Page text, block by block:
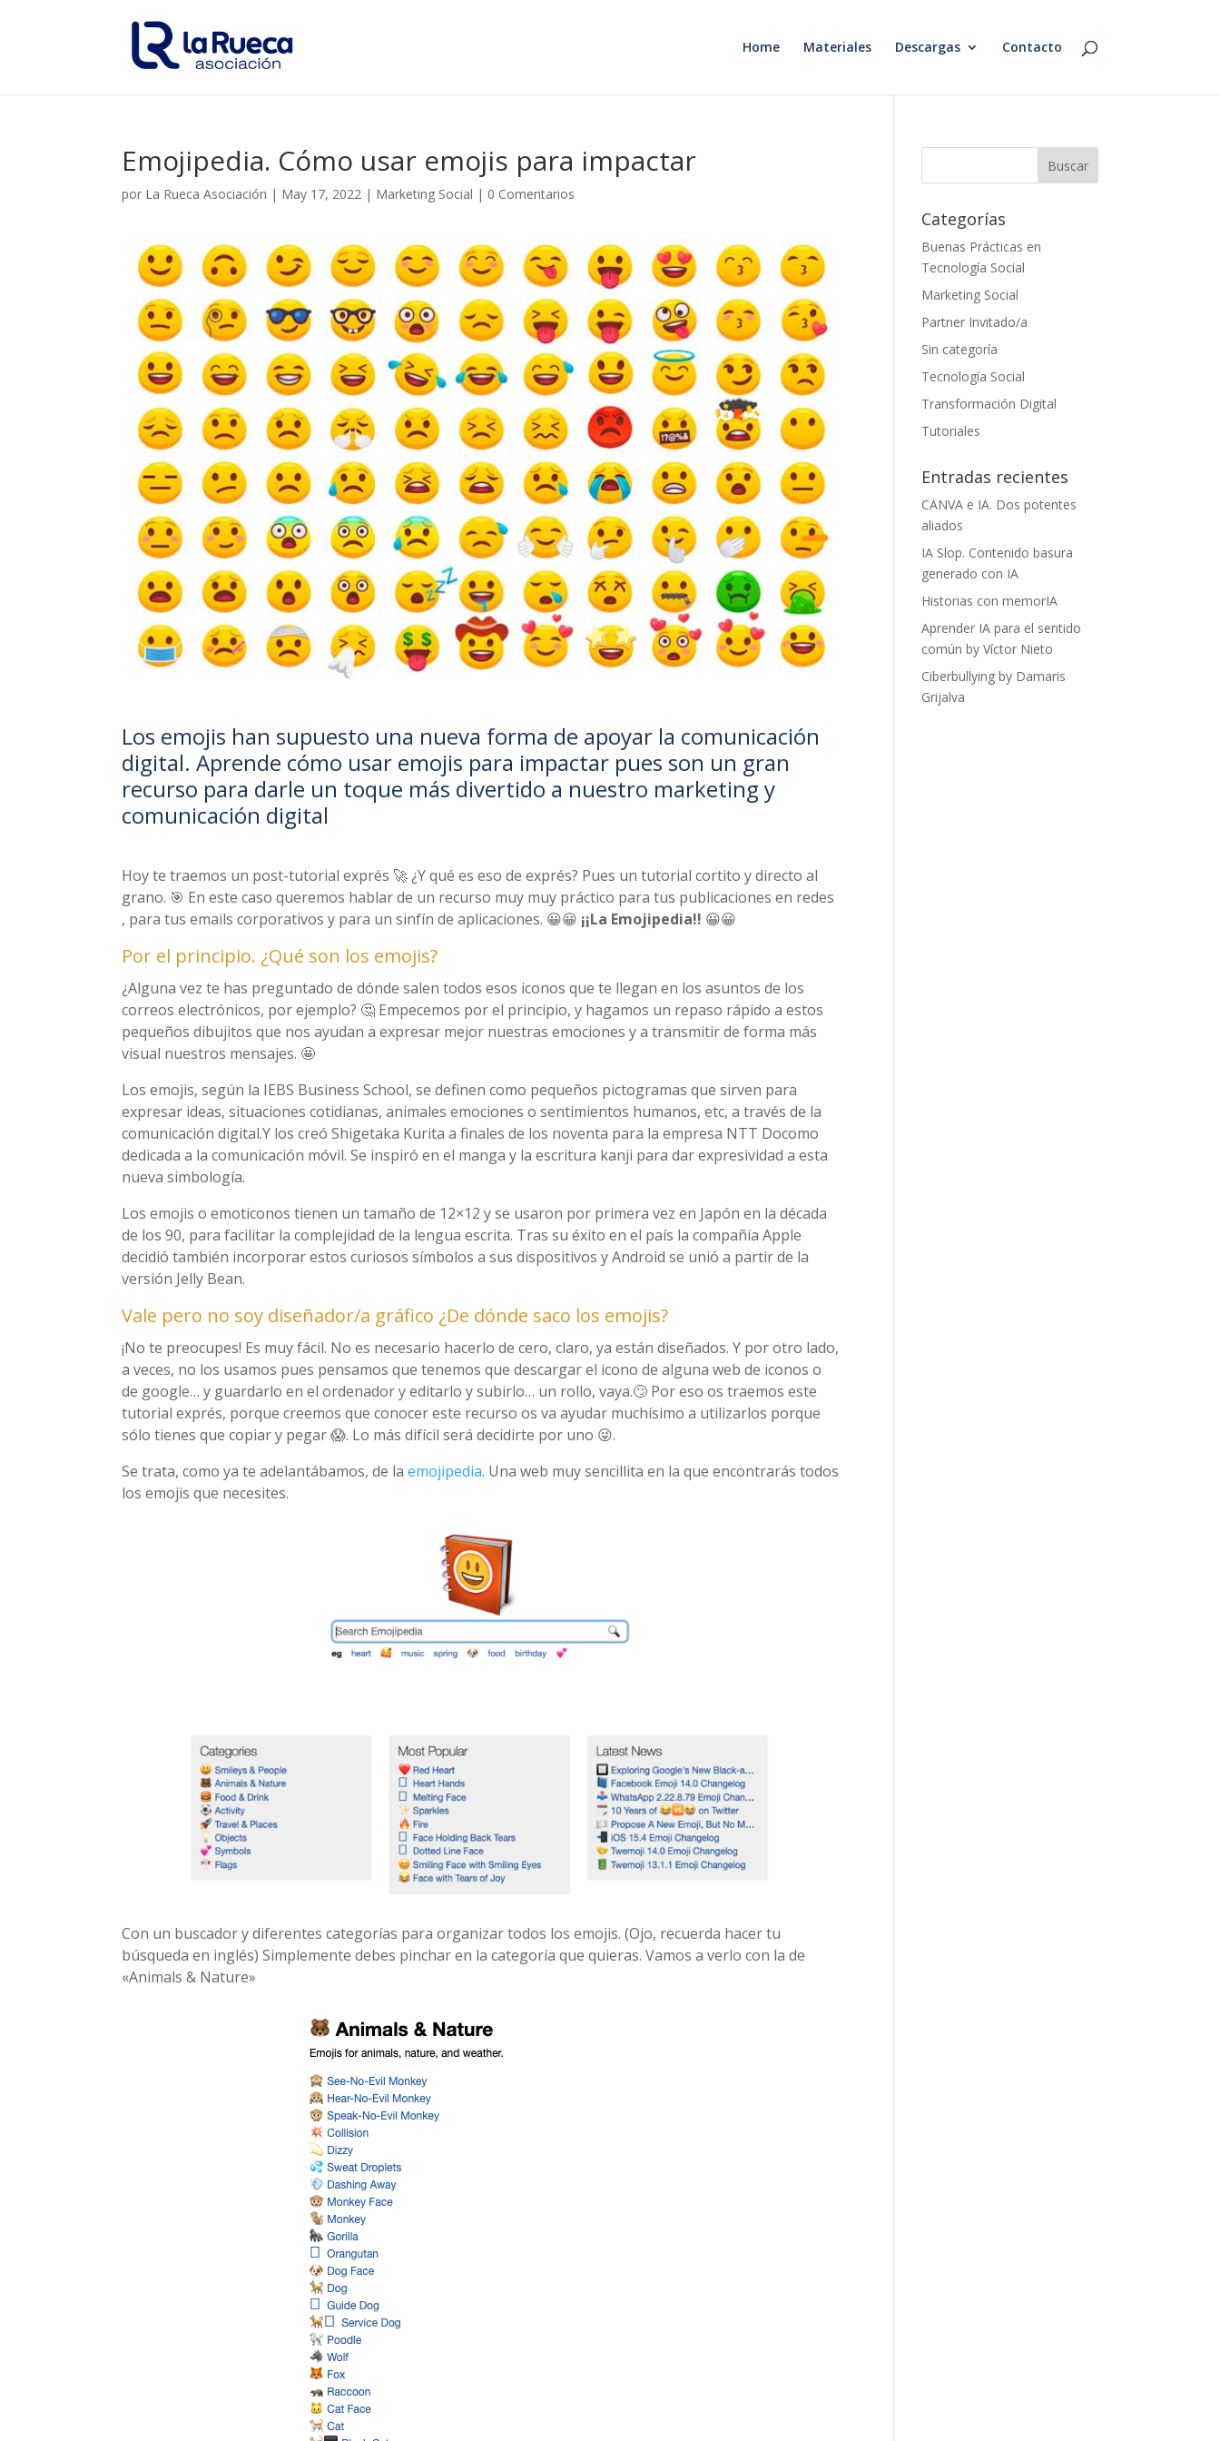
Home Materiales Descargas Contacto
Emojipedia. Cómo usar emojis para impactar
por La Rueca Asociación | May 17, 2022 | Marketing Social | 0 Comentarios
Los emojis han supuesto una nueva forma de apoyar la comunicación
digital. Aprende cómo usar emojis para impactar pues son un gran
recurso para darle un toque más divertido a nuestro marketing y
comunicación digital
Hoy te traemos un post-tutorial exprés 🚀 ¿Y qué es eso de exprés? Pues un tutorial cortito y directo al
grano. 🎯 En este caso queremos hablar de un recurso muy muy práctico para tus publicaciones en redes
, para tus emails corporativos y para un sinfín de aplicaciones. 😀😀 ¡¡La Emojipedia!! 😀😀
Por el principio. ¿Qué son los emojis?
¿Alguna vez te has preguntado de dónde salen todos esos iconos que te llegan en los asuntos de los
correos electrónicos, por ejemplo? 🤔 Empecemos por el principio, y hagamos un repaso rápido a estos
pequeños dibujitos que nos ayudan a expresar mejor nuestras emociones y a transmitir de forma más
visual nuestros mensajes. 🤩
Los emojis, según la IEBS Business School, se definen como pequeños pictogramas que sirven para
expresar ideas, situaciones cotidianas, animales emociones o sentimientos humanos, etc, a través de la
comunicación digital.Y los creó Shigetaka Kurita a finales de los noventa para la empresa NTT Docomo
dedicada a la comunicación móvil. Se inspiró en el manga y la escritura kanji para dar expresividad a esta
nueva simbología.
Los emojis o emoticonos tienen un tamaño de 12×12 y se usaron por primera vez en Japón en la década
de los 90, para facilitar la complejidad de la lengua escrita. Tras su éxito en el país la compañía Apple
decidió también incorporar estos curiosos símbolos a sus dispositivos y Android se unió a partir de la
versión Jelly Bean.
Vale pero no soy diseñador/a gráfico ¿De dónde saco los emojis?
¡No te preocupes! Es muy fácil. No es necesario hacerlo de cero, claro, ya están diseñados. Y por otro lado,
a veces, no los usamos pues pensamos que tenemos que descargar el icono de alguna web de iconos o
de google… y guardarlo en el ordenador y editarlo y subirlo… un rollo, vaya.🙄 Por eso os traemos este
tutorial exprés, porque creemos que conocer este recurso os va ayudar muchísimo a utilizarlos porque
sólo tienes que copiar y pegar 😱. Lo más difícil será decidirte por uno 😜.
Se trata, como ya te adelantábamos, de laemojipedia. Una web muy sencillita en la que encontrarás todos
los emojis que necesites.
Con un buscador y diferentes categorías para organizar todos los emojis. (Ojo, recuerda hacer tu
búsqueda en inglés) Simplemente debes pinchar en la categoría que quieras. Vamos a verlo con la de
«Animals & Nature»
Categorías
Buenas Prácticas en
Tecnología Social
Marketing Social
Partner Invitado/a
Sin categoría
Tecnología Social
Transformación Digital
Tutoriales
Entradas recientes
CANVA e IA. Dos potentes
aliados
IA Slop. Contenido basura
generado con IA
Historias con memorIA
Aprender IA para el sentido
común by Víctor Nieto
Ciberbullying by Damaris
Grijalva